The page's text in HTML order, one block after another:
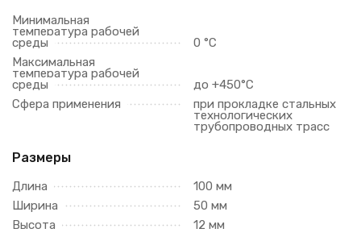
Минимальная
температура рабочей
среды
0 °С
Максимальная
температура рабочей
среды
до +450°С
Сфера применения
при прокладке стальных
технологических
трубопроводных трасс
Размеры
Длина
100 мм
Ширина
50 мм
Высота
12 мм